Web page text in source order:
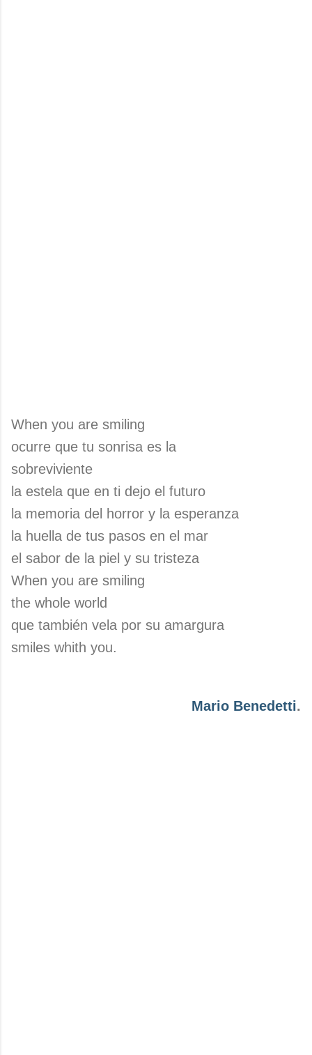
When you are smiling
ocurre que tu sonrisa es la
sobreviviente
la estela que en ti dejo el futuro
la memoria del horror y la esperanza
la huella de tus pasos en el mar
el sabor de la piel y su tristeza
When you are smiling
the whole world
que también vela por su amargura
smiles whith you.
Mario Benedetti.